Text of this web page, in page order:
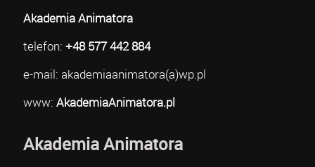
Akademia Animatora
telefon: +48 577 442 884
e-mail: akademiaanimatora(a)wp.pl
www: AkademiaAnimatora.pl
Akademia Animatora